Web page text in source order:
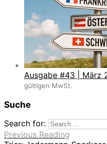
Ausgabe #43 | März
gültigen MwSt.
Suche
Search for:
Previous Reading